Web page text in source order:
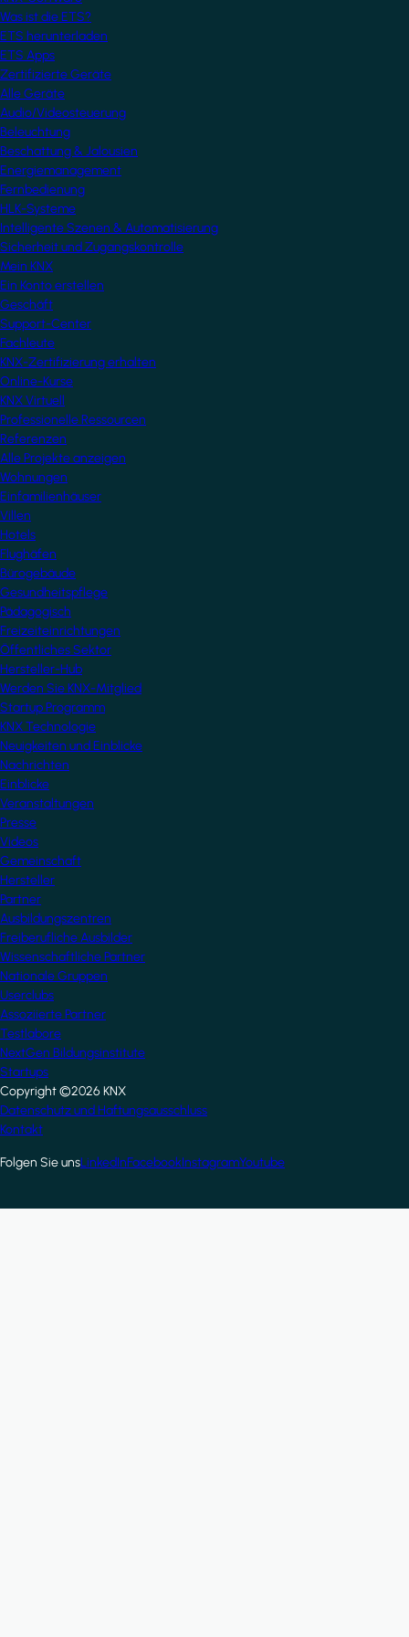
Was ist die ETS?
ETS herunterladen
ETS Apps
Zertifizierte Geräte
Alle Geräte
Audio/Videosteuerung
Beleuchtung
Beschattung & Jalousien
Energiemanagement
Fernbedienung
HLK-Systeme
Intelligente Szenen & Automatisierung
Sicherheit und Zugangskontrolle
Mein KNX
Ein Konto erstellen
Geschäft
Support-Center
Fachleute
KNX-Zertifizierung erhalten
Online-Kurse
KNX Virtuell
Professionelle Ressourcen
Referenzen
Alle Projekte anzeigen
Wohnungen
Einfamilienhäuser
Villen
Hotels
Flughäfen
Bürogebäude
Gesundheitspflege
Pädagogisch
Freizeiteinrichtungen
Öffentliches Sektor
Hersteller-Hub
Werden Sie KNX-Mitglied
Startup Programm
KNX Technologie
Neuigkeiten und Einblicke
Nachrichten
Einblicke
Veranstaltungen
Presse
Videos
Gemeinschaft
Hersteller
Partner
Ausbildungszentren
Freiberufliche Ausbilder
Wissenschaftliche Partner
Nationale Gruppen
Userclubs
Assoziierte Partner
Testlabore
NextGen Bildungsinstitute
Startups
Copyright ©2026 KNX
Footer
Datenschutz und Haftungsausschluss
Kontakt
Folgen Sie unsLinkedInFacebookInstagramYoutube